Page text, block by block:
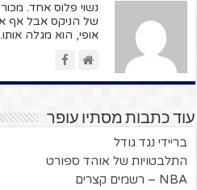
נשוי פלוס אחד.
של הניקס אבל אף
אופי, הוא מגלה אותו.
עוד כתבות מסתיו עופר
בריידי נגד גודל
התלבטויות של אוהד ספורט
NBA – רשמים קצרים